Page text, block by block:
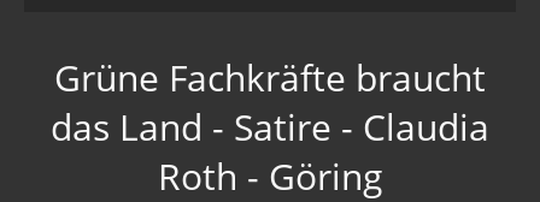
Grüne Fachkräfte braucht
das Land - Satire - Claudia
Roth - Göring